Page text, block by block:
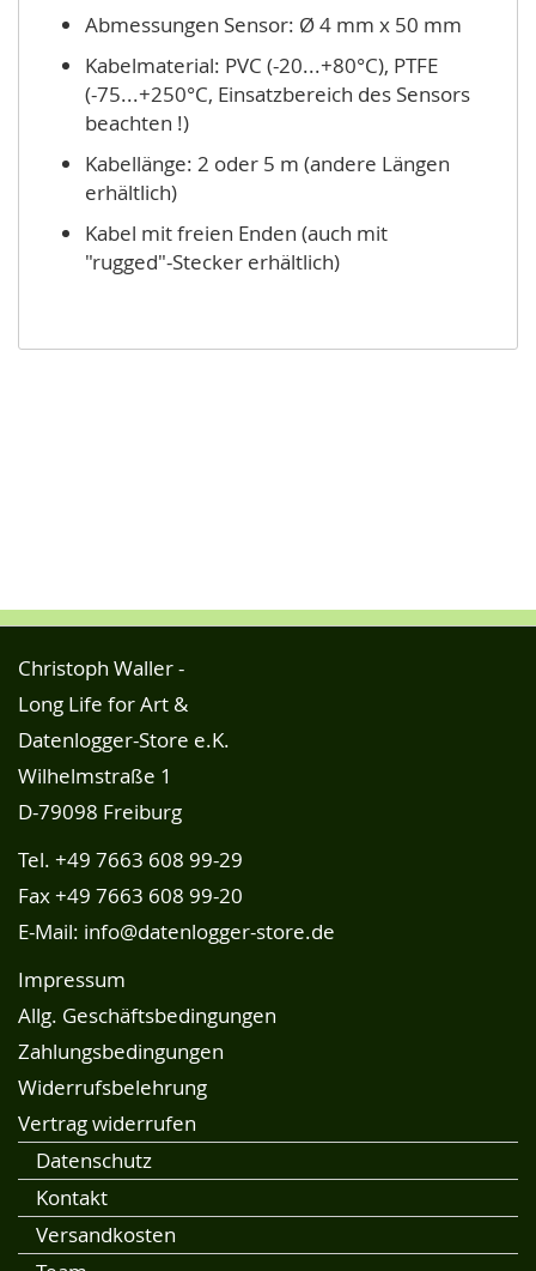
Abmessungen Sensor: Ø 4 mm x 50 mm
Kabelmaterial: PVC (-20...+80°C), PTFE
(-75...+250°C, Einsatzbereich des Sensors
beachten !)
Kabellänge: 2 oder 5 m (andere Längen
erhältlich)
Kabel mit freien Enden (auch mit
"rugged"-Stecker erhältlich)
Christoph Waller -
Long Life for Art &
Datenlogger-Store e.K.
Wilhelmstraße 1
D-79098 Freiburg
Tel. +49 7663 608 99-29
Fax +49 7663 608 99-20
E-Mail: info@datenlogger-store.de
Impressum
Allg. Geschäftsbedingungen
Zahlungsbedingungen
Widerrufsbelehrung
Vertrag widerrufen
Datenschutz
Kontakt
Versandkosten